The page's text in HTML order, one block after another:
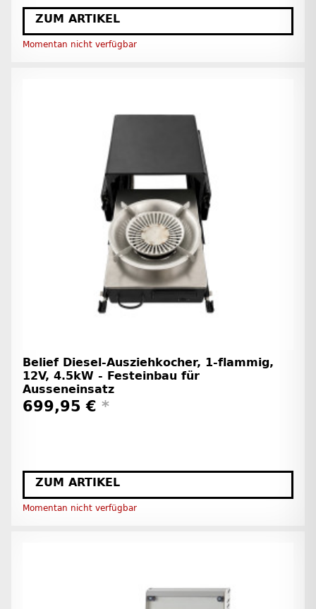
ZUM ARTIKEL
Momentan nicht verfügbar
Belief Diesel-Ausziehkocher, 1-flammig,
12V, 4.5kW - Festeinbau für
Ausseneinsatz
699,95 € *
ZUM ARTIKEL
Momentan nicht verfügbar